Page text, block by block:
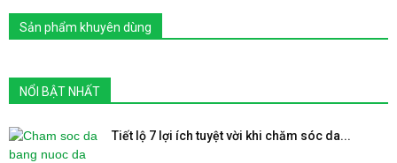
Sản phẩm khuyên dùng
NỔI BẬT NHẤT
Tiết lộ 7 lợi ích tuyệt vời khi chăm sóc da...